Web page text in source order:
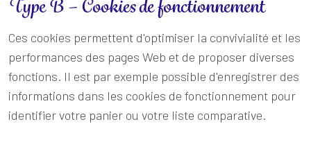
Type B – Cookies de fonctionnement
Ces cookies permettent d'optimiser la convivialité et les
performances des pages Web et de proposer diverses
fonctions. Il est par exemple possible d'enregistrer des
informations dans les cookies de fonctionnement pour
identifier votre panier ou votre liste comparative.